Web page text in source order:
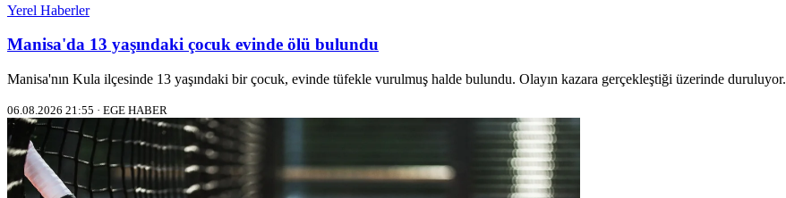
Yerel Haberler
Manisa'da 13 yaşındaki çocuk evinde ölü bulundu
Manisa'nın Kula ilçesinde 13 yaşındaki bir çocuk, evinde tüfekle vurulmuş halde bulundu. Olayın kazara gerçekleştiği üzerinde duruluyor.
06.08.2026 21:55 · EGE HABER